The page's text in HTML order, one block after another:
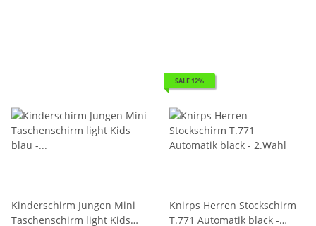
Kinderschirm Jungen Mini
Taschenschirm light Kids
SALE 12%
Knirps Herren Stockschirm
T.771 Automatik black -